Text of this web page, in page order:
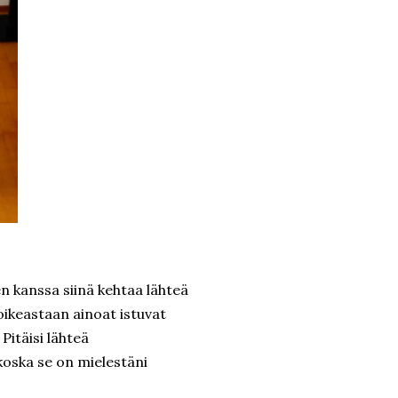
kanssa siinä kehtaa lähteä
ainoat istuvat
lähteä
se on mielestäni